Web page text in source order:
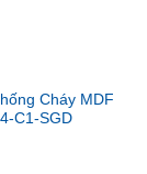
Cháy MDF
C1-SGD